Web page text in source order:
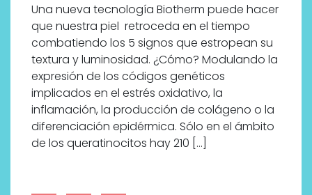
Una nueva tecnología Biotherm puede hacer
que nuestra piel retroceda en el tiempo
combatiendo los 5 signos que estropean su
textura y luminosidad. ¿Cómo? Modulando la
expresión de los códigos genéticos
implicados en el estrés oxidativo, la
inflamación, la producción de colágeno o la
diferenciación epidérmica. Sólo en el ámbito
de los queratinocitos hay 210 […]